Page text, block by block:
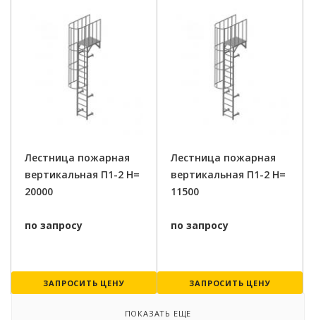
Лестница пожарная
вертикальная П1-2 H=
20000
по запросу
ЗАПРОСИТЬ ЦЕНУ
Лестница пожарная
вертикальная П1-2 H=
11500
по запросу
ЗАПРОСИТЬ ЦЕНУ
ПОКАЗАТЬ ЕЩЕ